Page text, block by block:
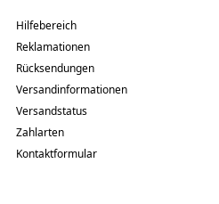
Hilfebereich
Reklamationen
Rücksendungen
Versandinformationen
Versandstatus
Zahlarten
Kontaktformular